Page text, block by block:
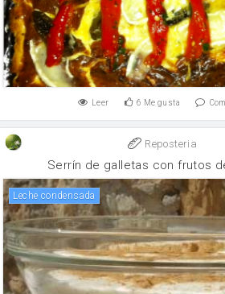
Leer 6 Me gusta
Reposteria
Serrín de galletas con frutos
leche condensada